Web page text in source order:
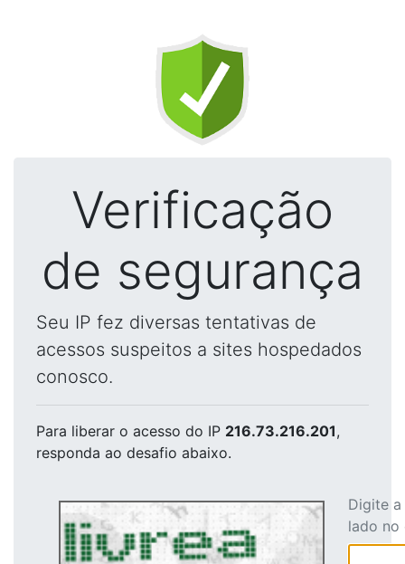
Verificação
de segurança
Seu IP fez diversas tentativas de
acessos suspeitos a sites hospedados
conosco.
Para liberar o acesso do IP 216.73.216.201,
responda ao desafio abaixo.
Digite
lado no